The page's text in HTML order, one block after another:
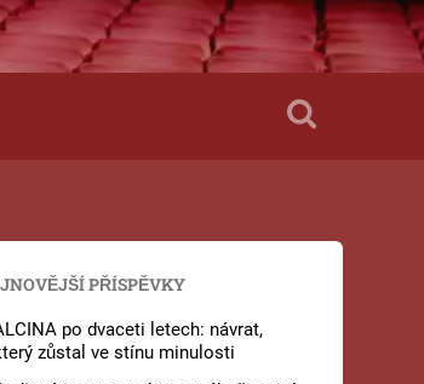
PŘÍSPĚVKY
po dvaceti letech: návrat,
zůstal ve stínu minulosti